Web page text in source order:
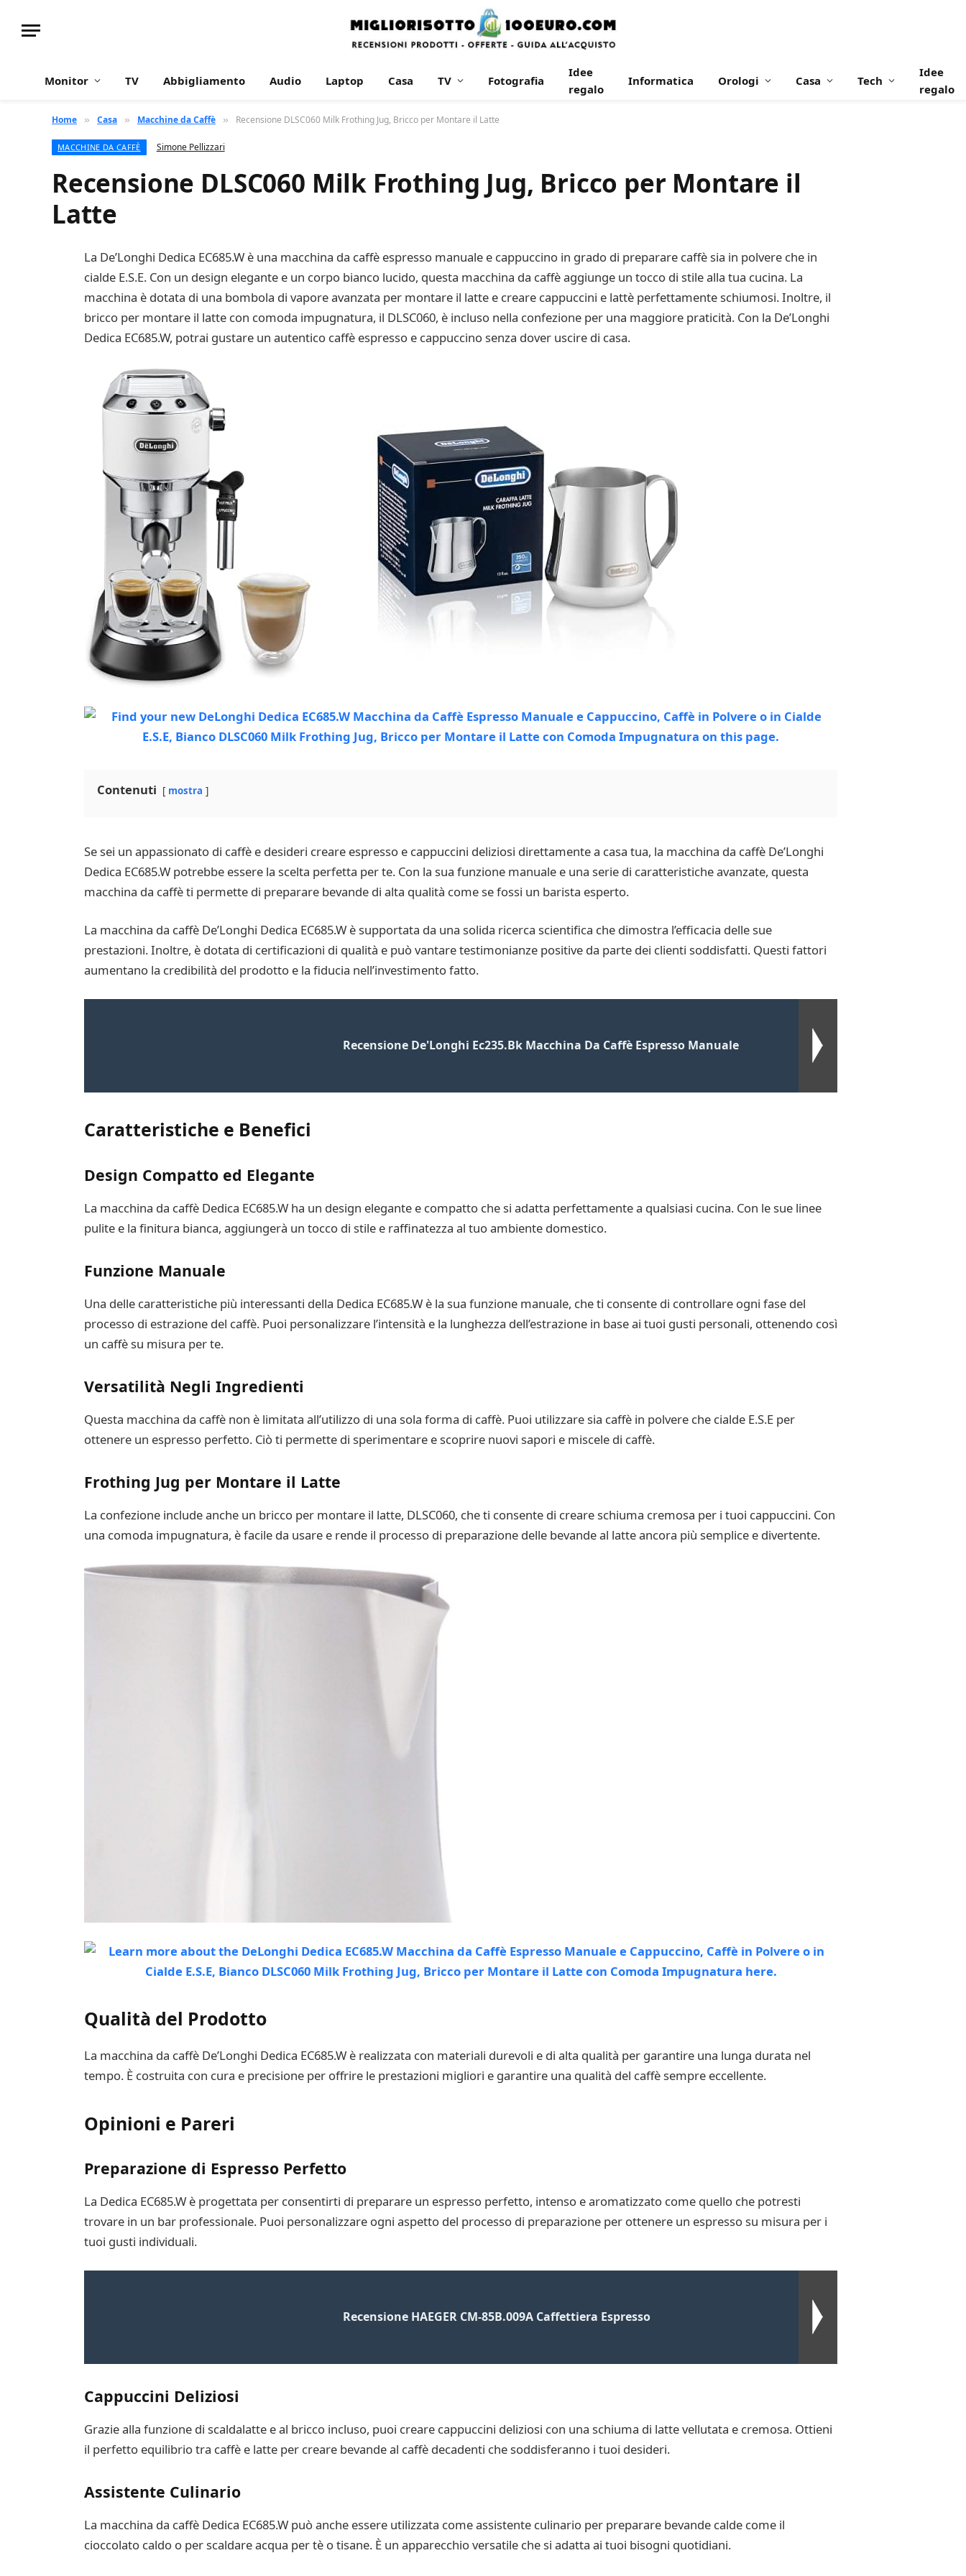
Monitor TV Abbigliamento Audio Laptop Casa TV Fotografia
Idee
regalo
Informatica Orologi Casa Tech
Idee
regalo
Home » Casa » Macchine da Caffè » Recensione DLSC060 Milk Frothing Jug, Bricco per Montare il Latte
MACCHINE DA CAFFÈ Simone Pellizzari
Recensione DLSC060 Milk Frothing Jug, Bricco per Montare il
Latte
La De’Longhi Dedica EC685.W è una macchina da caffè espresso manuale e cappuccino in grado di preparare caffè sia in polvere che in
cialde E.S.E. Con un design elegante e un corpo bianco lucido, questa macchina da caffè aggiunge un tocco di stile alla tua cucina. La
macchina è dotata di una bombola di vapore avanzata per montare il latte e creare cappuccini e lattè perfettamente schiumosi. Inoltre, il
bricco per montare il latte con comoda impugnatura, il DLSC060, è incluso nella confezione per una maggiore praticità. Con la De’Longhi
Dedica EC685.W, potrai gustare un autentico caffè espresso e cappuccino senza dover uscire di casa.
Contenuti mostra
Se sei un appassionato di caffè e desideri creare espresso e cappuccini deliziosi direttamente a casa tua, la macchina da caffè De’Longhi
Dedica EC685.W potrebbe essere la scelta perfetta per te. Con la sua funzione manuale e una serie di caratteristiche avanzate, questa
macchina da caffè ti permette di preparare bevande di alta qualità come se fossi un barista esperto.
La macchina da caffè De’Longhi Dedica EC685.W è supportata da una solida ricerca scientifica che dimostra l’efficacia delle sue
prestazioni. Inoltre, è dotata di certificazioni di qualità e può vantare testimonianze positive da parte dei clienti soddisfatti. Questi fattori
aumentano la credibilità del prodotto e la fiducia nell’investimento fatto.
Recensione De'Longhi Ec235.Bk Macchina Da Caffè Espresso Manuale
Caratteristiche e Benefici
Design Compatto ed Elegante
La macchina da caffè Dedica EC685.W ha un design elegante e compatto che si adatta perfettamente a qualsiasi cucina. Con le sue linee
pulite e la finitura bianca, aggiungerà un tocco di stile e raffinatezza al tuo ambiente domestico.
Funzione Manuale
Una delle caratteristiche più interessanti della Dedica EC685.W è la sua funzione manuale, che ti consente di controllare ogni fase del
processo di estrazione del caffè. Puoi personalizzare l’intensità e la lunghezza dell’estrazione in base ai tuoi gusti personali, ottenendo così
un caffè su misura per te.
Versatilità Negli Ingredienti
Questa macchina da caffè non è limitata all’utilizzo di una sola forma di caffè. Puoi utilizzare sia caffè in polvere che cialde E.S.E per
ottenere un espresso perfetto. Ciò ti permette di sperimentare e scoprire nuovi sapori e miscele di caffè.
Frothing Jug per Montare il Latte
La confezione include anche un bricco per montare il latte, DLSC060, che ti consente di creare schiuma cremosa per i tuoi cappuccini. Con
una comoda impugnatura, è facile da usare e rende il processo di preparazione delle bevande al latte ancora più semplice e divertente.
Qualità del Prodotto
La macchina da caffè De’Longhi Dedica EC685.W è realizzata con materiali durevoli e di alta qualità per garantire una lunga durata nel
tempo. È costruita con cura e precisione per offrire le prestazioni migliori e garantire una qualità del caffè sempre eccellente.
Opinioni e Pareri
Preparazione di Espresso Perfetto
La Dedica EC685.W è progettata per consentirti di preparare un espresso perfetto, intenso e aromatizzato come quello che potresti
trovare in un bar professionale. Puoi personalizzare ogni aspetto del processo di preparazione per ottenere un espresso su misura per i
tuoi gusti individuali.
Recensione HAEGER CM-85B.009A Caffettiera Espresso
Cappuccini Deliziosi
Grazie alla funzione di scaldalatte e al bricco incluso, puoi creare cappuccini deliziosi con una schiuma di latte vellutata e cremosa. Ottieni
il perfetto equilibrio tra caffè e latte per creare bevande al caffè decadenti che soddisferanno i tuoi desideri.
Assistente Culinario
La macchina da caffè Dedica EC685.W può anche essere utilizzata come assistente culinario per preparare bevande calde come il
cioccolato caldo o per scaldare acqua per tè o tisane. È un apparecchio versatile che si adatta ai tuoi bisogni quotidiani.